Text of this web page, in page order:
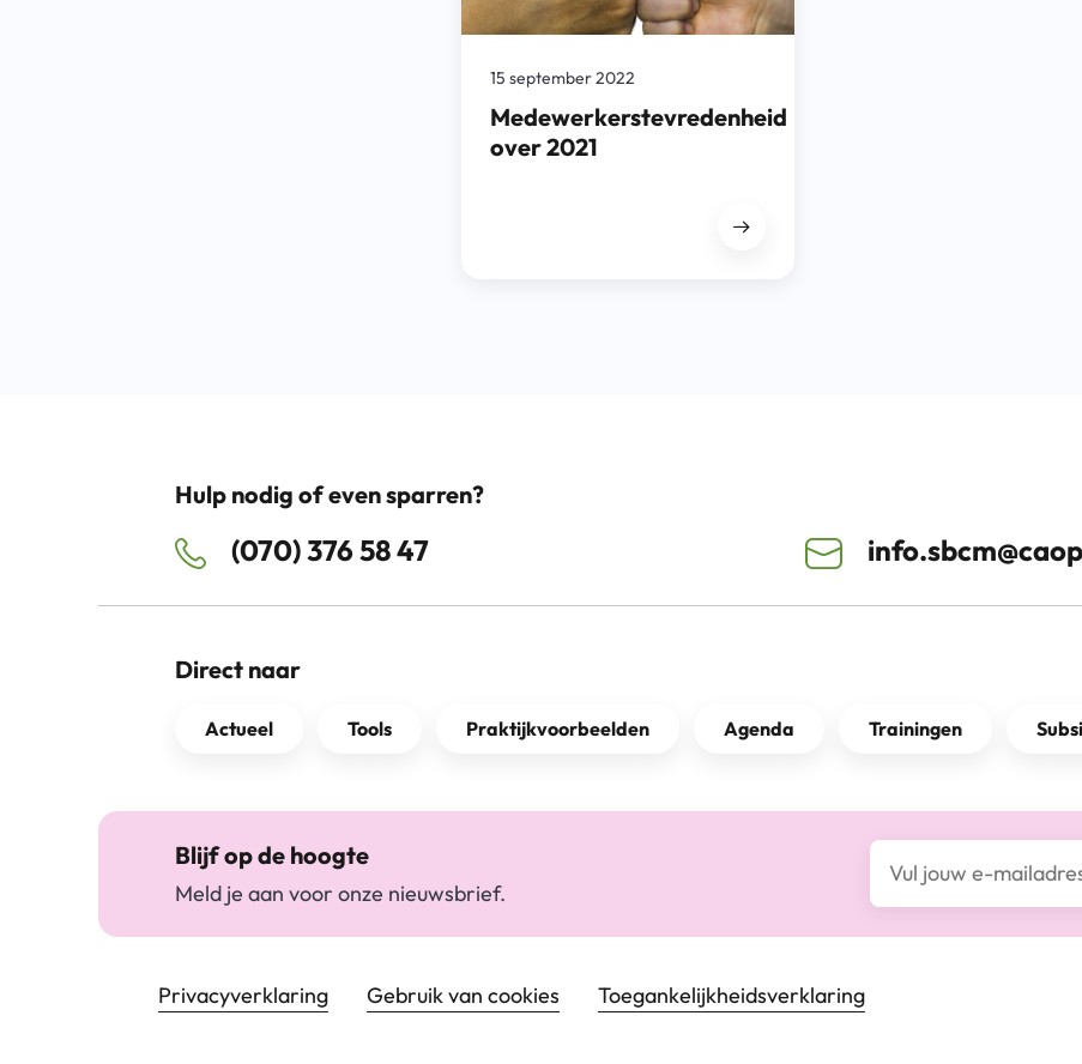
Medewerkerstevredenheid
over 2021
15 september 2022
Hulp nodig of even sparren?
(070) 376 58 47
Direct naar
Actueel Tools Praktijkvoorbeelden Agenda Trainingen
Blijf op de hoogte
Meld je aan voor onze nieuwsbrief.
E-mailadres*
Footer navigatie
Privacyverklaring Gebruik van cookies Toegankelijkheids­verklaring